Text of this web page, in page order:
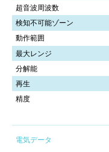
超音波周波数
検知不可能ゾーン
動作範囲
最大レンジ
分解能
再生
精度
電気データ